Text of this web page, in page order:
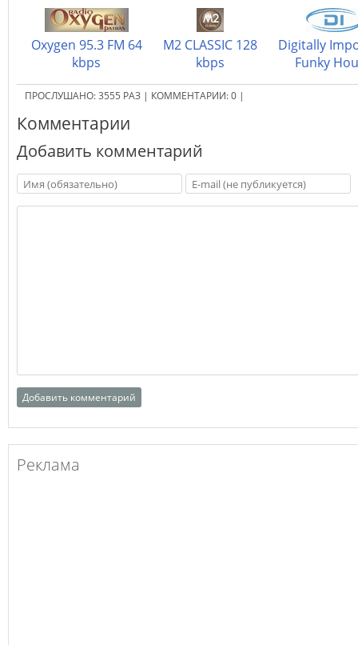
Oxygen 95.3 FM 64
kbps
M2 CLASSIC 128
kbps
Digitally
Funky
ПРОСЛУШАНО:3555 РАЗ | КОММЕНТАРИИ:0 |
Комментарии
Добавить комментарий
Реклама